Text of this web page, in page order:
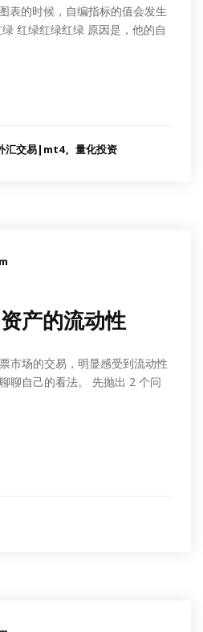
表的时候，自编指标的值会发生
红绿红绿红绿 原因是，他的自
汇交易|mt4 量化投资
产的流动性
市场的交易，明显感受到流动性
聊自己的看法。 先抛出 2 个问